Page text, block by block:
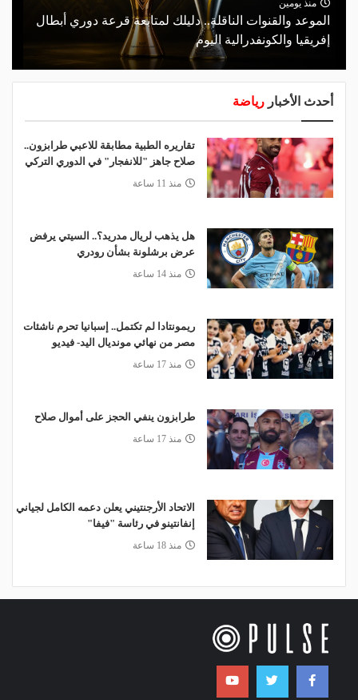
منذ يومين
الموعد والقنوات الناقلة.. دليلك لمتابعة قرعة دوري أبطال
إفريقيا والكونفدرالية اليوم
أحدث الأخبار رياضة
تقاريره الطبية مطابقة للاعبي طرابزون..
صلاح جاهز "للانفجار" في الدوري التركي
منذ 11 ساعة
هل يذهب لريال مدريد؟.. السيتي يرفض
عرض برشلونة بشأن رودري
منذ 14 ساعة
ريمونتادا لم تكتمل.. إسبانيا تحرم ناشئات
مصر من نهائي مونديال اليد- فيديو
منذ 17 ساعة
طرابزون ينفي الحجز على أموال صلاح
منذ 17 ساعة
الاتحاد الأرجنتيني يعلن دعمه الكامل لجياني
إنفانتينو في رئاسة "فيفا"
منذ 18 ساعة